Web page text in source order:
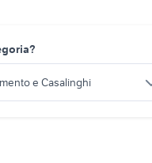
e Casalinghi